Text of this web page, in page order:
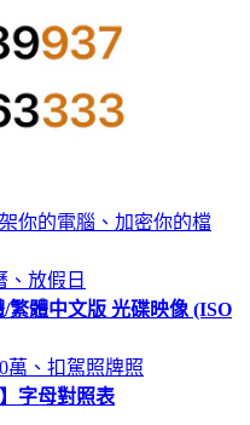
你的電腦、加密你的檔
、放假日
繁體中文版 光碟映像 (ISO
萬、扣駕照牌照
字母對照表